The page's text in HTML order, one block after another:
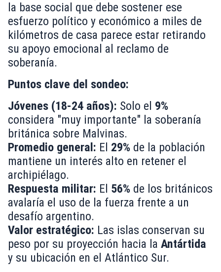
la base social que debe sostener ese
esfuerzo político y económico a miles de
kilómetros de casa parece estar retirando
su apoyo emocional al reclamo de
soberanía.
Puntos clave del sondeo:
Jóvenes (18-24 años): Solo el 9%
considera "muy importante" la soberanía
británica sobre Malvinas.
Promedio general: El 29% de la población
mantiene un interés alto en retener el
archipiélago.
Respuesta militar: El 56% de los británicos
avalaría el uso de la fuerza frente a un
desafío argentino.
Valor estratégico: Las islas conservan su
peso por su proyección hacia la Antártida
y su ubicación en el Atlántico Sur.